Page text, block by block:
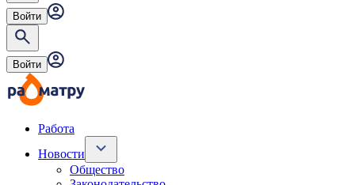
Войти
Войти
Работа
Новости
Общество